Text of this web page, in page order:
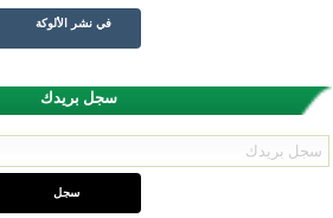
في نشر الألوكة
سجل بريدك